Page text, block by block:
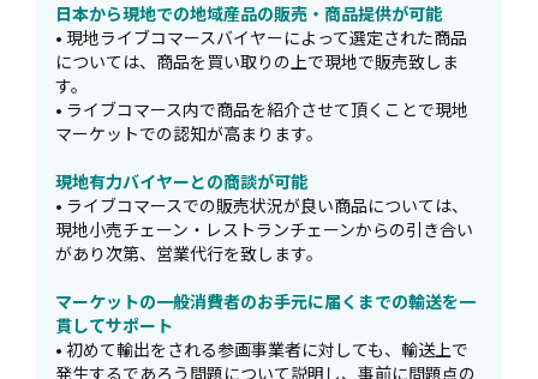
日本から現地での地域産品の販売・商品提供が可能
• 現地ライブコマースバイヤーによって選定された商品
については、商品を買い取りの上で現地で販売致しま
す。
• ライブコマース内で商品を紹介させて頂くことで現地
マーケットでの認知が高まります。
現地有力バイヤーとの商談が可能
• ライブコマースでの販売状況が良い商品については、
現地小売チェーン・レストランチェーンからの引き合い
があり次第、営業代行を致します。
マーケットの一般消費者のお手元に届くまでの輸送を一
貫してサポート
• 初めて輸出をされる参画事業者に対しても、輸送上で
発生するであろう問題について説明し、事前に問題点の